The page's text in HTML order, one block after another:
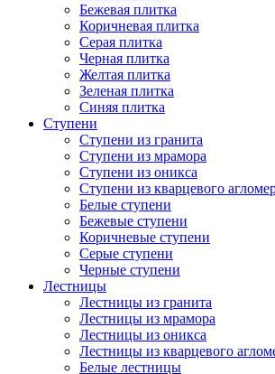
Бежевая плитка
Коричневая плитка
Серая плитка
Черная плитка
Желтая плитка
Зеленая плитка
Синяя плитка
Ступени
Ступени из гранита
Ступени из мрамора
Ступени из оникса
Ступени из кварцевого
Белые ступени
Бежевые ступени
Коричневые ступени
Серые ступени
Черные ступени
Лестницы
Лестницы из гранита
Лестницы из мрамора
Лестницы из оникса
Лестницы из кварцевого
Белые лестницы